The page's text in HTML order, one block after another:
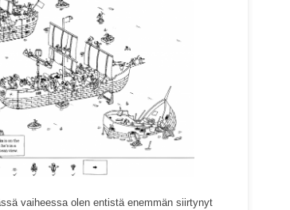
vaiheessa olen entistä enemmän siirtynyt